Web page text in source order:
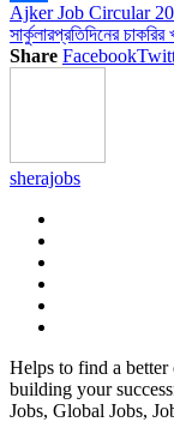
Link
Share
Ajker Job Circular
সার্কুলারপ্রতিদিনের চাকরির
Share Facebook
sherajobs
Helps to find a better
building your
Jobs, Global Jobs,